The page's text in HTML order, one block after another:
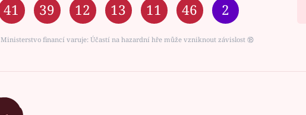
41 39 12 13 11 46 2
Ministerstvo financí varuje: Účastí na hazardní hře může vzniknout závislost ⑱